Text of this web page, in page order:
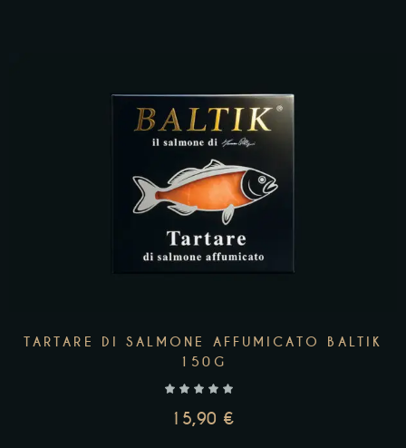
AGGIUNGI AL CARRELLO
TARTARE DI SALMONE AFFUMICATO BALTIK
150G
15,90 €